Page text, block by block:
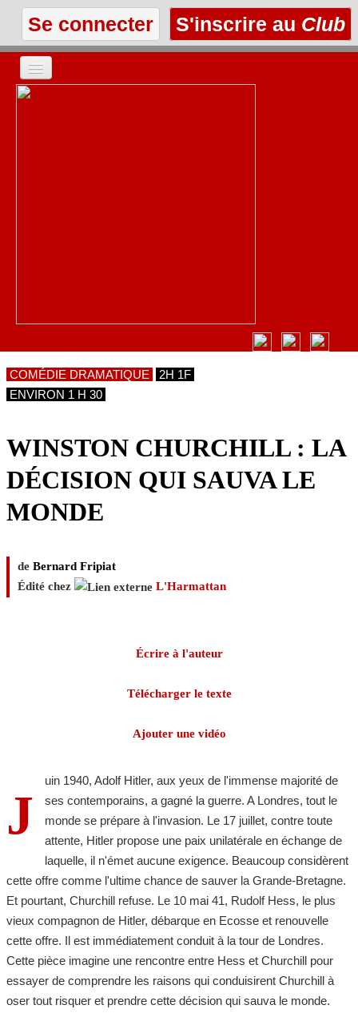
Se connecter S'inscrire au Club
COMÉDIE DRAMATIQUE
2H 1F
ENVIRON 1 H 30
WINSTON CHURCHILL : LA
DÉCISION QUI SAUVA LE
MONDE
de Bernard Fripiat
Édité chez
L'Harmattan
Écrire à l'auteur
Télécharger le texte
Ajouter une vidéo
J
uin 1940, Adolf Hitler, aux yeux de l'immense majorité de
ses contemporains, a gagné la guerre. A Londres, tout le
monde se prépare à l'invasion. Le 17 juillet, contre toute
attente, Hitler propose une paix unilatérale en échange de
laquelle, il n'émet aucune exigence. Beaucoup considèrent
cette offre comme l'ultime chance de sauver la Grande-Bretagne.
Et pourtant, Churchill refuse. Le 10 mai 41, Rudolf Hess, le plus
vieux compagnon de Hitler, débarque en Ecosse et renouvelle
cette offre. Il est immédiatement conduit à la tour de Londres.
Cette pièce imagine une rencontre entre Hess et Churchill pour
essayer de comprendre les raisons qui conduisirent Churchill à
oser tout risquer et prendre cette décision qui sauva le monde.